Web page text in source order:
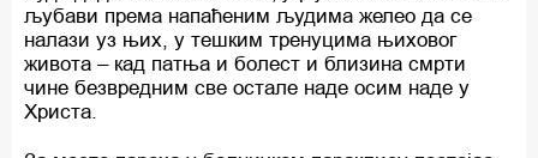
љубави према напаћеним људима желео да се
налази уз њих, у тешким тренуцима њиховог
живота – кад патња и болест и близина смрти
чине безвредним све остале наде осим наде у
Христа.